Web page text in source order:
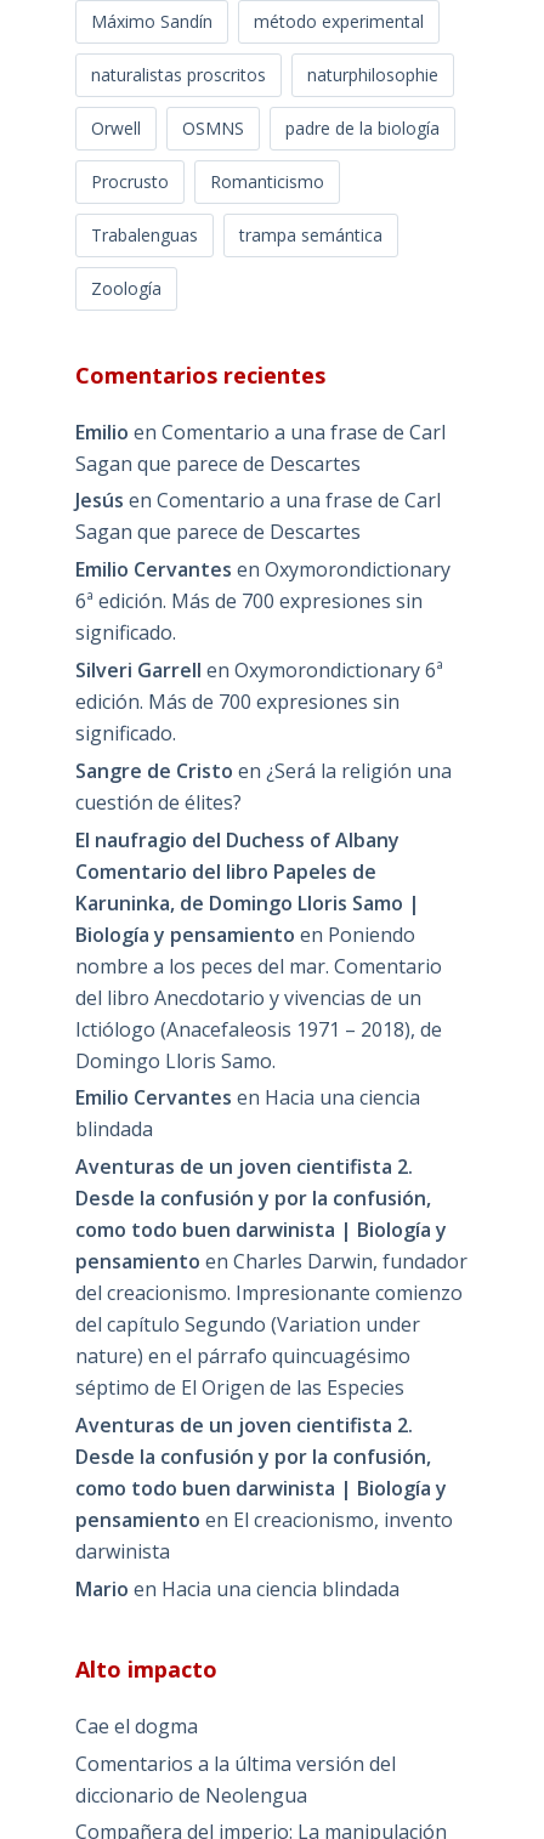
Máximo Sandín método experimental
naturalistas proscritos naturphilosophie
Orwell OSMNS padre de la biología
Procrusto Romanticismo
Trabalenguas trampa semántica
Zoología
Comentarios recientes
Emilio en Comentario a una frase de Carl
Sagan que parece de Descartes
Jesús en Comentario a una frase de Carl
Sagan que parece de Descartes
Emilio Cervantes en Oxymorondictionary
6ª edición. Más de 700 expresiones sin
significado.
Silveri Garrell en Oxymorondictionary 6ª
edición. Más de 700 expresiones sin
significado.
Sangre de Cristo en ¿Será la religión una
cuestión de élites?
El naufragio del Duchess of Albany
Comentario del libro Papeles de
Karuninka, de Domingo Lloris Samo |
Biología y pensamiento en Poniendo
nombre a los peces del mar. Comentario
del libro Anecdotario y vivencias de un
Ictiólogo (Anacefaleosis 1971 – 2018), de
Domingo Lloris Samo.
Emilio Cervantes en Hacia una ciencia
blindada
Aventuras de un joven cientifista 2.
Desde la confusión y por la confusión,
como todo buen darwinista | Biología y
pensamiento en Charles Darwin, fundador
del creacionismo. Impresionante comienzo
del capítulo Segundo (Variation under
nature) en el párrafo quincuagésimo
séptimo de El Origen de las Especies
Aventuras de un joven cientifista 2.
Desde la confusión y por la confusión,
como todo buen darwinista | Biología y
pensamiento en El creacionismo, invento
darwinista
Mario en Hacia una ciencia blindada
Alto impacto
Cae el dogma
Comentarios a la última versión del
diccionario de Neolengua
Compañera del imperio: La manipulación